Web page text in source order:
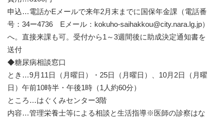
申込…電話かEメールで来年2月末までに国保年金課（電話番
号：34ー4736 Eメール：kokuho-saihakkou@city.nara.lg.jp）
へ。直接来課も可。受付から1～3週間後に助成決定通知書を
送付
◆糖尿病相談窓口
とき…9月11日（月曜日）・25日（月曜日）、10月2日（月曜
日）午前10時半・午後1時（1人約60分）
ところ…はぐくみセンター3階
内容…管理栄養士等による相談と生活指導※医師の診察はな